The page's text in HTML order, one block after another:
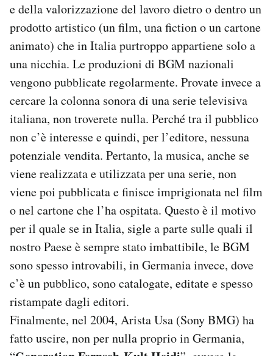
e della valorizzazione del lavoro dietro o dentro un
prodotto artistico (un film, una fiction o un cartone
animato) che in Italia purtroppo appartiene solo a
una nicchia. Le produzioni di BGM nazionali
vengono pubblicate regolarmente. Provate invece a
cercare la colonna sonora di una serie televisiva
italiana, non troverete nulla. Perché tra il pubblico
non c’è interesse e quindi, per l’editore, nessuna
potenziale vendita. Pertanto, la musica, anche se
viene realizzata e utilizzata per una serie, non
viene poi pubblicata e finisce imprigionata nel film
o nel cartone che l’ha ospitata. Questo è il motivo
per il quale se in Italia, sigle a parte sulle quali il
nostro Paese è sempre stato imbattibile, le BGM
sono spesso introvabili, in Germania invece, dove
c’è un pubblico, sono catalogate, editate e spesso
ristampate dagli editori.
Finalmente, nel 2004, Arista Usa (Sony BMG) ha
fatto uscire, non per nulla proprio in Germania,